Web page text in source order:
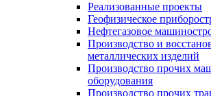
Реализованные проекты
Геофизическое
Нефтегазовое
Производство и
металлических изделий
Производство прочих
оборудования
Производство прочих